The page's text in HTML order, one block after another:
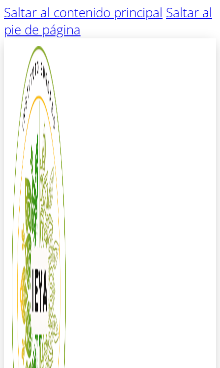
Saltar al contenido principal Saltar al
pie de página